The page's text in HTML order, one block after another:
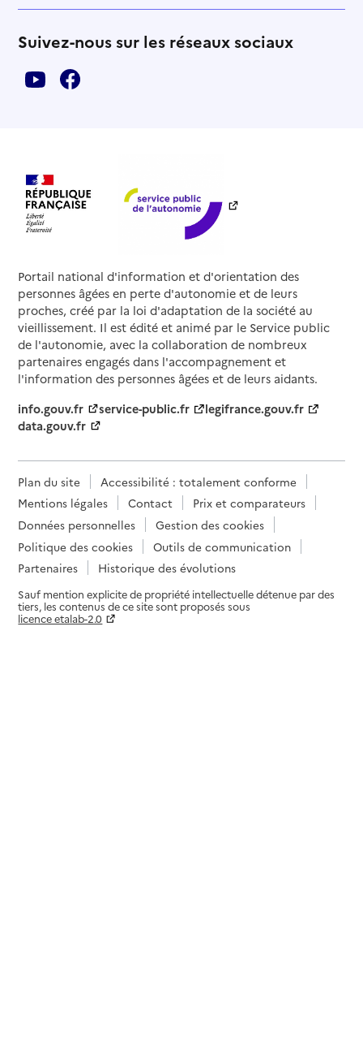
Suivez-nous sur les réseaux sociaux
Portail national d'information et d'orientation des
personnes âgées en perte d'autonomie et de leurs
proches, créé par la loi d'adaptation de la société au
vieillissement. Il est édité et animé par le Service public
de l'autonomie, avec la collaboration de nombreux
partenaires engagés dans l'accompagnement et
l'information des personnes âgées et de leurs aidants.
info.gouv.fr
service-public.fr
legifrance.gouv.fr
data.gouv.fr
Plan du site
Accessibilité : totalement conforme
Mentions légales
Contact
Prix et comparateurs
Données personnelles
Gestion des cookies
Politique des cookies
Outils de communication
Partenaires
Historique des évolutions
Sauf mention explicite de propriété intellectuelle détenue par des
tiers, les contenus de ce site sont proposés sous
licence etalab-2.0